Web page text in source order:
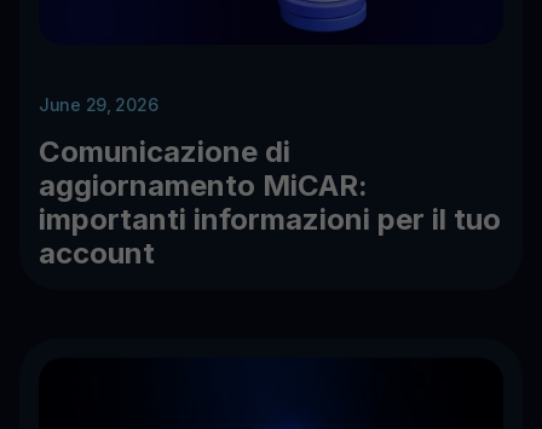
June 29, 2026
Comunicazione di
aggiornamento MiCAR:
importanti informazioni per il tuo
account